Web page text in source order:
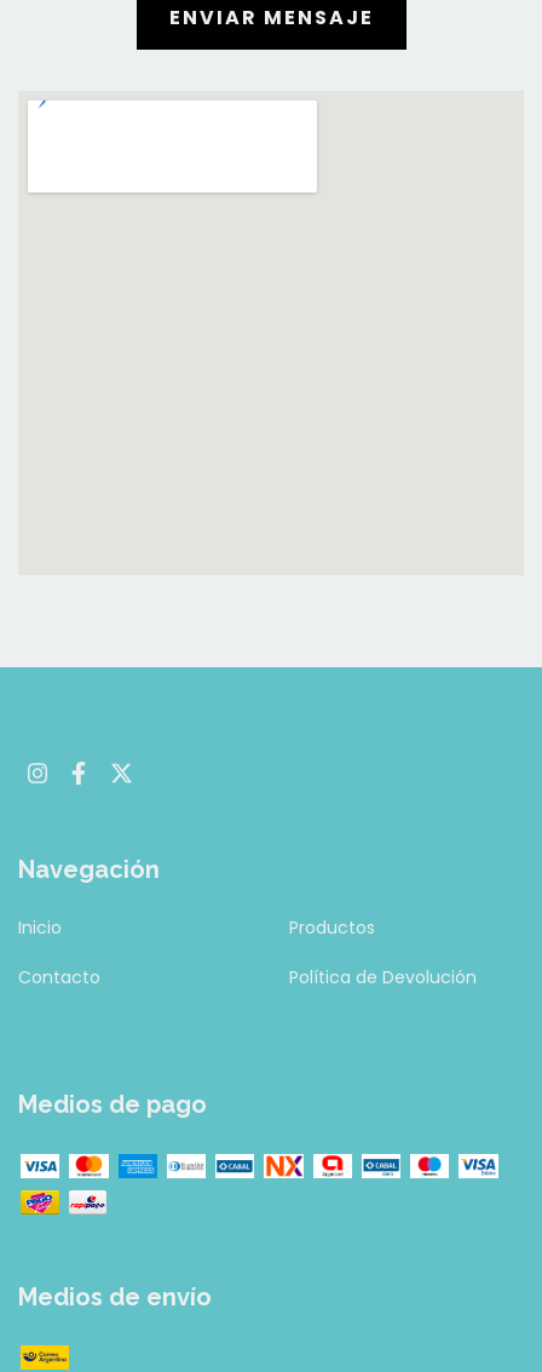
Navegación
Inicio Productos
Contacto Política de Devolución
Medios de pago
Medios de envío